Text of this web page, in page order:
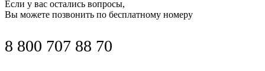
Если у вас остались вопросы,
Вы можете позвонить по бесплатному номеру
8 800 707 88 70